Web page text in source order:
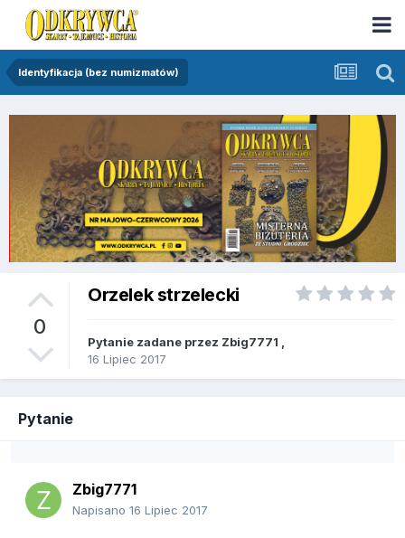
Identyfikacja (bez numizmatów)
0
Orzelek strzelecki
Pytanie zadane przez Zbig7771
16 Lipiec 2017
Pytanie
Zbig7771
Napisano 16 Lipiec 2017